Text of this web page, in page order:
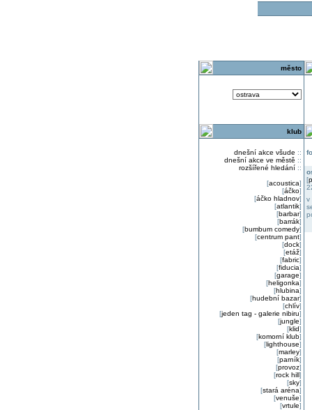
město
klub
dnešní akce všude ::
dnešní akce ve městě ::
rozšířené hledání::
[acoustica]
[áčko]
[áčko hladnov]
[atlantik]
[barbar]
[barrák]
[bumbum comedy]
[centrum pant]
[dock]
[etáž]
[fabric]
[fiducia]
[garage]
[heligonka]
[hlubina]
[hudební bazar]
[chlív]
[jeden tag - galerie nibiru]
[jungle]
[klid]
[komorní klub]
[lighthouse]
[marley]
[parník]
[provoz]
[rock hill]
[sky]
[stará aréna]
[venuše]
[vrtule]
[
v